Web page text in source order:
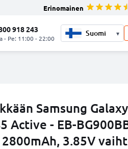
Erinomainen
918 243
- Pe: 11:00 - 22:00
▾
Samsung
Active - EB-
2800mAh, 3.85V